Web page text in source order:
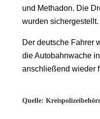
und Methadon. Die
wurden sichergestellt.
Der deutsche Fahrer
die Autobahnwache
anschließend wieder
Quelle: